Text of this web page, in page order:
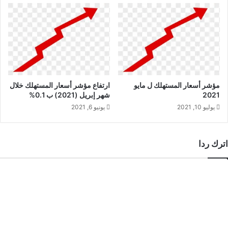
مؤشر أسعار المستهلك ل مايو
2021
يوليو 10, 2021
ارتفاع مؤشر أسعار المستهلك خلال
شهر إبريل (2021) ب 0.1%
يونيو 6, 2021
اترك ردا